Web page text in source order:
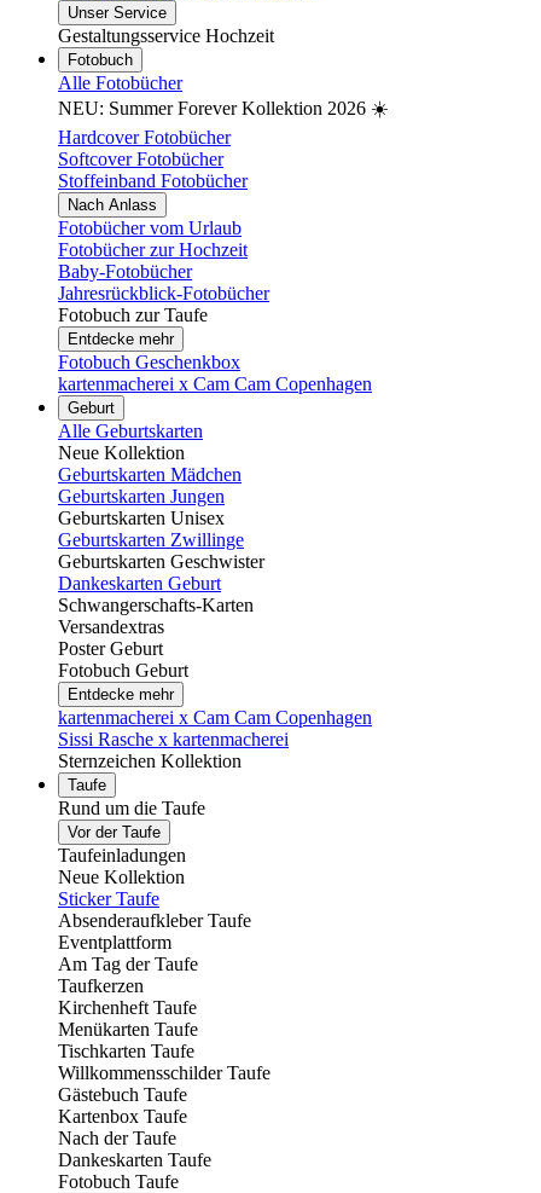
Unser Service
Gestaltungsservice Hochzeit
Fotobuch
Alle Fotobücher
NEU: Summer Forever Kollektion 2026 ☀️
Hardcover Fotobücher
Softcover Fotobücher
Stoffeinband Fotobücher
Nach Anlass
Fotobücher vom Urlaub
Fotobücher zur Hochzeit
Baby-Fotobücher
Jahresrückblick-Fotobücher
Fotobuch zur Taufe
Entdecke mehr
Fotobuch Geschenkbox
kartenmacherei x Cam Cam Copenhagen
Geburt
Alle Geburtskarten
Neue Kollektion
Geburtskarten Mädchen
Geburtskarten Jungen
Geburtskarten Unisex
Geburtskarten Zwillinge
Geburtskarten Geschwister
Dankeskarten Geburt
Schwangerschafts-Karten
Versandextras
Poster Geburt
Fotobuch Geburt
Entdecke mehr
kartenmacherei x Cam Cam Copenhagen
Sissi Rasche x kartenmacherei
Sternzeichen Kollektion
Taufe
Rund um die Taufe
Vor der Taufe
Taufeinladungen
Neue Kollektion
Sticker Taufe
Absenderaufkleber Taufe
Eventplattform
Am Tag der Taufe
Taufkerzen
Kirchenheft Taufe
Menükarten Taufe
Tischkarten Taufe
Willkommensschilder Taufe
Gästebuch Taufe
Kartenbox Taufe
Nach der Taufe
Dankeskarten Taufe
Fotobuch Taufe